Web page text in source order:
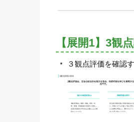
【展開1】3観
３観点評価を確認